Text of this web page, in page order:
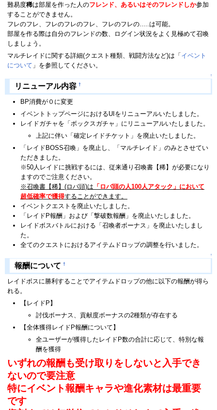
難易度稀は部屋を作った人のフレンド、あるいはそのフレンドしか参加
することができません。
フレのフレ、フレのフレのフレ、フレのフレの.....は可能。
部屋を作る際は自分のフレンドの数、ログイン状況をよく見極めて召喚
しましょう。
マルチレイドに関する詳細(クエスト種類、戦闘方法など)は「イベント
について 」を参照してください。
↑
リニューアル内容 †
BP消費が０に変更
イベントトップページにおけるUIをリニューアルいたしました。
レイドガチャを「ボックスガチャ」にリニューアルいたしました。
上記に伴い「確定レイドチケット」を廃止いたしました。
「レイドBOSS召喚」を廃止し、「マルチレイド」のみとさせてい
ただきました。
※50人レイドに挑戦するには、従来通り召喚書【稀】が必要になり
ますのでご注意ください。
※召喚書【稀】(ロバ頭)は 「ロバ頭の人100人アタック」において
超低確率で獲得することができます。
イベントクエストを廃止いたしました。
「レイドP報酬」および「撃破数報酬」を廃止いたしました。
レイドボスバトルにおける「召喚者ボーナス」を廃止いたしまし
た。
全てのクエストにおけるアイテムドロップの調整を行いました。
↑
報酬について †
レイドボスに勝利することでアイテムドロップの他に以下の報酬が得ら
れる。
【レイドP】
討伐ボーナス、貢献度ボーナスの2種類が存在する
【全体獲得レイドP報酬について】
全ユーザーが獲得したレイドP数の合計に応じて、特別な報
酬を獲得
いずれの報酬も受け取りをしないと入手でき
ないので要注意
特にイベント報酬キャラや進化素材は最重要
です